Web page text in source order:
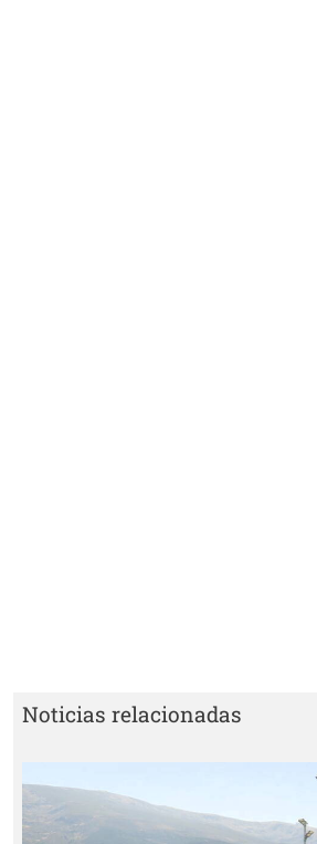
Noticias relacionadas